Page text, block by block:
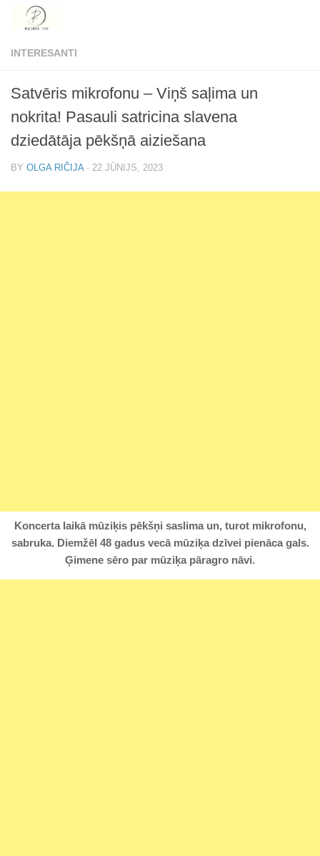
Skip to content
INTERESANTI
Satvēris mikrofonu – Viņš saļima un
nokrita! Pasauli satricina slavena
dziedātāja pēkšņā aiziešana
BY OLGA RIČIJA · 22 JŪNIJS, 2023
Koncerta laikā mūziķis pēkšņi saslima un, turot mikrofonu,
sabruka. Diemžēl 48 gadus vecā mūziķa dzīvei pienāca gals.
Ģimene sēro par mūziķa pāragro nāvi.